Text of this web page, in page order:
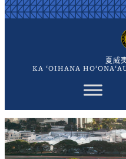
跳
至
夏威
KA ʻOIHANA